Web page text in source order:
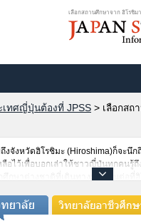
เลือกสถานศึกษาจาก ฮิโรชิม
ทศญี่ปุ่นต้องที่ JPSS > เลือกสถ
จังหวัดฮิโรชิมะ (Hiroshima)ก็จะนึ
อไว้เพื่อบอกเล่าให้ชาวญี่ปุ่นทุกคน
กษาต่างชาติที่เดินทางมาเรียนต่อที่ฮิ
น1ใน 3สุดยอดทัศนียภาพที่งดงามขอ
อง